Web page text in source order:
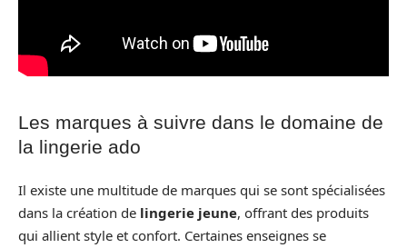
Les marques à suivre dans le domaine de
la lingerie ado
Il existe une multitude de marques qui se sont spécialisées
dans la création de lingerie jeune, offrant des produits
qui allient style et confort. Certaines enseignes se